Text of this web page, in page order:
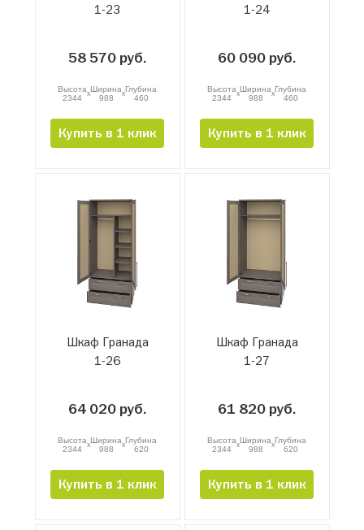
1-23
58 570 руб.
Высота
2344
xШирина
988
xГлубина
460
Купить в 1 клик
1-24
60 090 руб.
Высота
2344
xШирина
988
xГлубина
460
Купить в 1 клик
Шкаф Гранада
1-26
64 020 руб.
Высота
2344
xШирина
988
xГлубина
620
Купить в 1 клик
Шкаф Гранада
1-27
61 820 руб.
Высота
2344
xШирина
988
xГлубина
620
Купить в 1 клик